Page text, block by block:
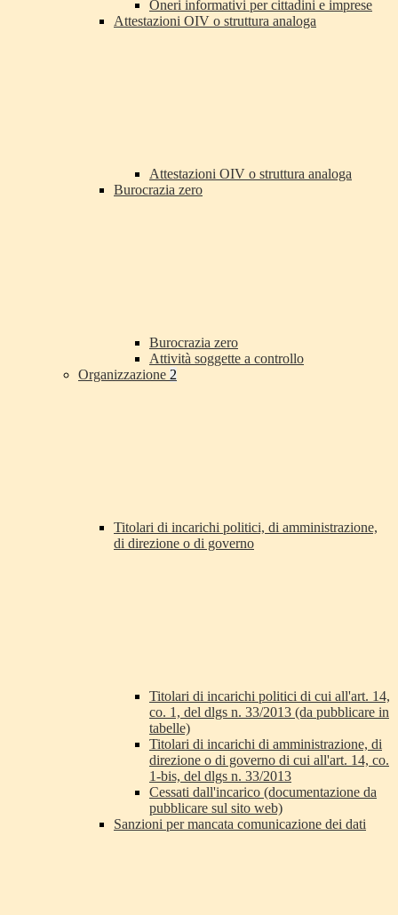
Oneri informativi per cittadini e imprese
Attestazioni OIV o struttura analoga
Attestazioni OIV o struttura analoga
Burocrazia zero
Burocrazia zero
Attività soggette a controllo
Organizzazione 2
Titolari di incarichi politici, di amministrazione,
di direzione o di governo
Titolari di incarichi politici di cui all'art. 14,
co. 1, del dlgs n. 33/2013 (da pubblicare in
tabelle)
Titolari di incarichi di amministrazione, di
direzione o di governo di cui all'art. 14, co.
1-bis, del dlgs n. 33/2013
Cessati dall'incarico (documentazione da
pubblicare sul sito web)
Sanzioni per mancata comunicazione dei dati